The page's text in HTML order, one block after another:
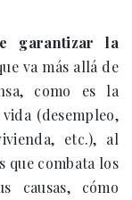
garantizar la
va más allá de
como es la
(desempleo,
etc.), al
que combata los
causas, cómo